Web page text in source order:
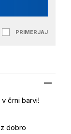
PRIMERJAJ
v črni barvi!
z dobro